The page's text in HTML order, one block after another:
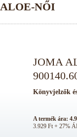
NŐI
JOMA
A termék ára:
3.929 Ft + 27%